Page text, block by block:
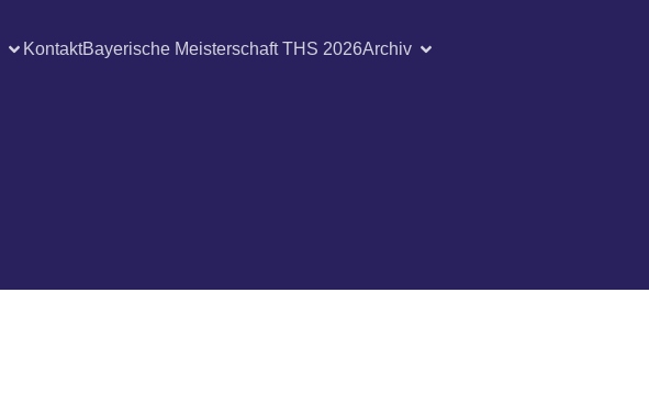
KontaktBayerische Meisterschaft THS 2026Archiv